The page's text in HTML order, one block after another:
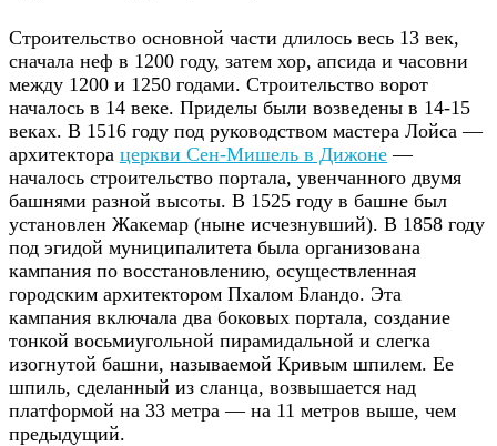
Строительство основной части длилось весь 13 век,
сначала неф в 1200 году, затем хор, апсида и часовни
между 1200 и 1250 годами. Строительство ворот
началось в 14 веке. Приделы были возведены в 14-15
веках. В 1516 году под руководством мастера Лойса —
архитектора церкви Сен-Мишель в Дижоне —
началось строительство портала, увенчанного двумя
башнями разной высоты. В 1525 году в башне был
установлен Жакемар (ныне исчезнувший). В 1858 году
под эгидой муниципалитета была организована
кампания по восстановлению, осуществленная
городским архитектором Пхалом Бландо. Эта
кампания включала два боковых портала, создание
тонкой восьмиугольной пирамидальной и слегка
изогнутой башни, называемой Кривым шпилем. Ее
шпиль, сделанный из сланца, возвышается над
платформой на 33 метра — на 11 метров выше, чем
предыдущий.